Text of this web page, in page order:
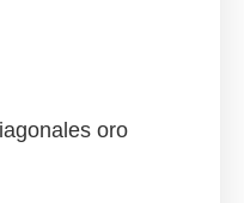
oro